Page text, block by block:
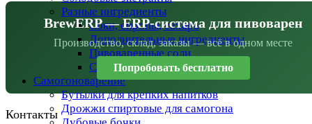
Разные ингредиенты
Соки, сиропы, сахара
Дополнительные ингредиенты
Пивоваренные соли
Специи
Самогоноварение
Бутылки для крепких напитков
Дрожжи спиртовые для самогона
BrewERP — ERP-система для пивоварен
Производство, склад, заказы — всё в одном месте
Попробовать бесплатно
Контакты